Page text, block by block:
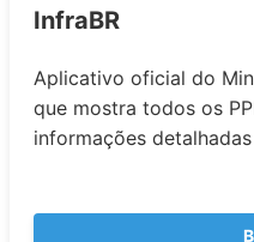
InfraBR
Aplicativo oficial do
que mostra todos os
informações